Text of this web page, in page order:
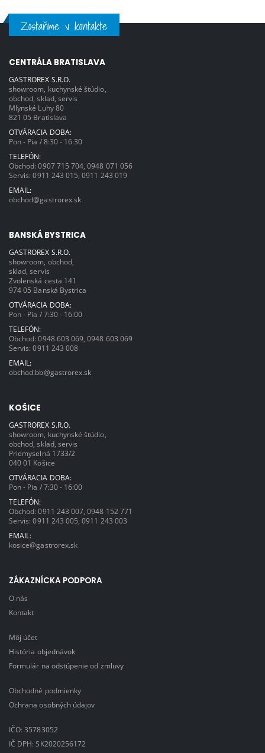
Zostaňme v kontakte
CENTRÁLA BRATISLAVA
GASTROREX S.R.O.
showroom, kuchynské štúdio,
obchod, sklad, servis
Mlynské Luhy 80
821 05 Bratislava
OTVÁRACIA DOBA:
Pon - Pia / 8:30 - 16:30
TELEFÓN:
Obchod:0907 715 704 ,0948 071 056
Servis:0911 243 015 ,0911 243 019
EMAIL:
obchod@gastrorex.sk
BANSKÁ BYSTRICA
GASTROREX S.R.O.
showroom, obchod,
sklad, servis
Zvolenská cesta 141
974 05 Banská Bystrica
OTVÁRACIA DOBA:
Pon - Pia / 7:30 - 16:00
TELEFÓN:
Obchod:0948 603 069 ,0948 603 069
Servis:0911 243 008
EMAIL:
obchod.bb@gastrorex.sk
KOŠICE
GASTROREX S.R.O.
showroom, kuchynské štúdio,
obchod, sklad, servis
Priemyselná 1733/2
040 01 Košice
OTVÁRACIA DOBA:
Pon - Pia / 7:30 - 16:00
TELEFÓN:
Obchod:0911 243 007 ,0948 152 771
Servis:0911 243 005 ,0911 243 003
EMAIL:
kosice@gastrorex.sk
ZÁKAZNÍCKA PODPORA
O nás
Kontakt
Môj účet
História objednávok
Formulár na odstúpenie od zmluvy
Obchodné podmienky
Ochrana osobných údajov
IČO: 35783052
IČ DPH: SK2020256172